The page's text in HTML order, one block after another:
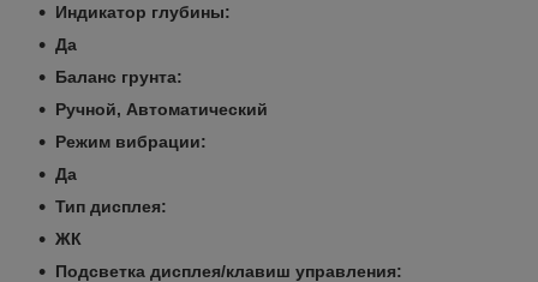
Индикатор глубины:
Да
Баланс грунта:
Ручной, Автоматический
Режим вибрации:
Да
Тип дисплея:
ЖК
Подсветка дисплея/клавиш управления: